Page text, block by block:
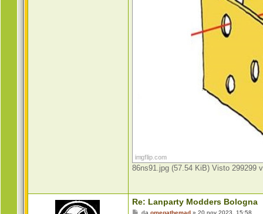
86ns91.jpg (57.54 KiB) Visto 299299
Re: Lanparty Modders Bologna
Mdaomegathemad »20 nov 2023, 15:58